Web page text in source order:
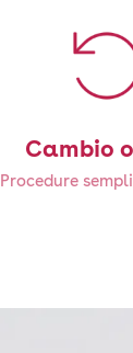
Cambio
Procedure